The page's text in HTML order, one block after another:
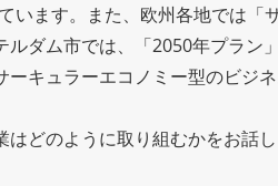
ます。また、欧州各地では「
ダム市では、「2050年プラン
キュラーエコノミー型のビジ
どのように取り組むかをお話し